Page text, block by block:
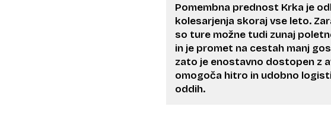
Pomembna prednost Krka je
kolesarjenja skoraj vse leto.
so ture možne tudi zunaj
in je promet na cestah manj
zato je enostavno dostopen z
omogoča hitro in udobno
oddih.